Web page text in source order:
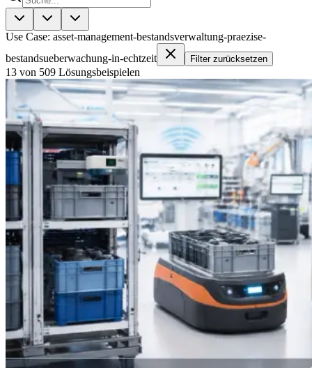
Use Case: asset-management-bestandsverwaltung-praezise-
bestandsueberwachung-in-echtzeit
Filter zurücksetzen
13 von 509 Lösungsbeispielen